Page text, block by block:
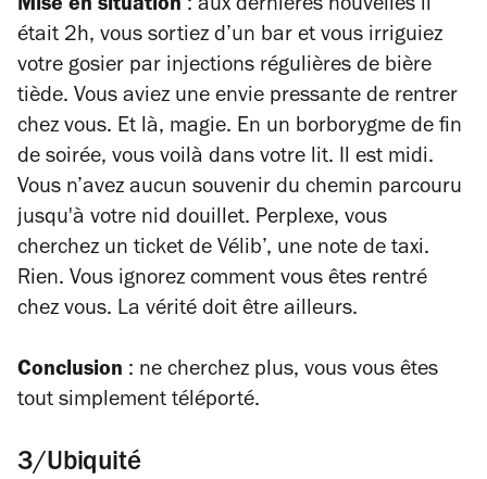
Mise en situation : aux dernières nouvelles il
était 2h, vous sortiez d’un bar et vous irriguiez
votre gosier par injections régulières de bière
tiède. Vous aviez une envie pressante de rentrer
chez vous. Et là, magie. En un borborygme de fin
de soirée, vous voilà dans votre lit. Il est midi.
Vous n’avez aucun souvenir du chemin parcouru
jusqu'à votre nid douillet. Perplexe, vous
cherchez un ticket de Vélib’, une note de taxi.
Rien. Vous ignorez comment vous êtes rentré
chez vous. La vérité doit être ailleurs.
Conclusion : ne cherchez plus, vous vous êtes
tout simplement téléporté.
3/Ubiquité